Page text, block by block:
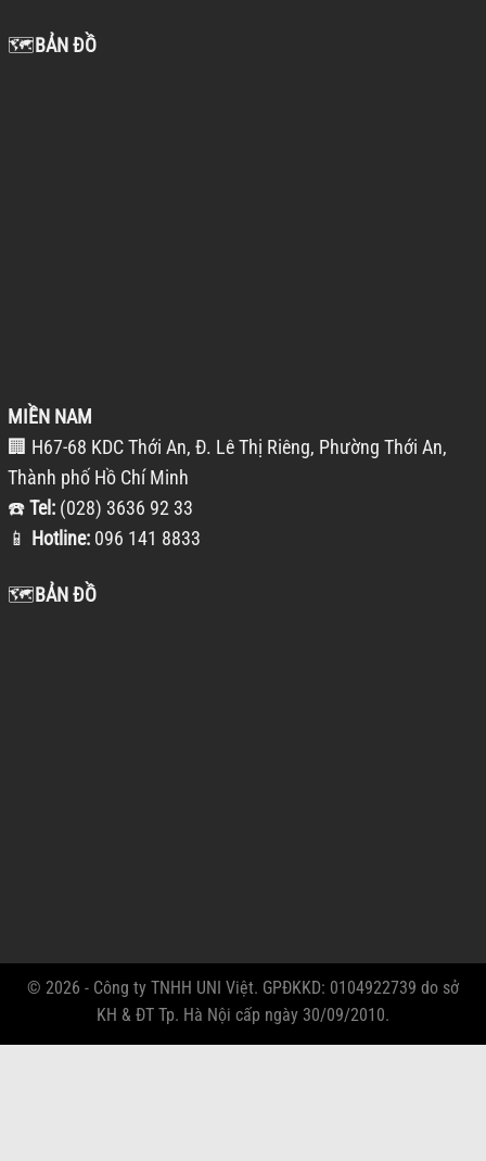
🗺️BẢN ĐỒ
MIỀN NAM
🏢 H67-68 KDC Thới An, Đ. Lê Thị Riêng, Phường Thới An,
Thành phố Hồ Chí Minh
☎️Tel: (028) 3636 92 33
📱 Hotline: 096 141 8833
🗺️BẢN ĐỒ
© 2026 - Công ty TNHH UNI Việt. GPĐKKD: 0104922739 do sở
KH & ĐT Tp. Hà Nội cấp ngày 30/09/2010.